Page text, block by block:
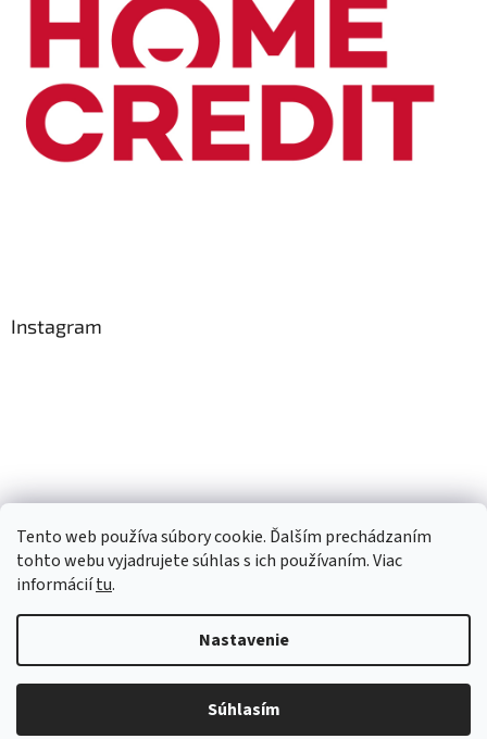
Tento web používa súbory cookie. Ďalším prechádzaním
tohto webu vyjadrujete súhlas s ich používaním. Viac
informáciítu.
Nastavenie
Súhlasím
Instagram
Sledovať na Instagrame
Copyright 2026TopRobot.sk. Všetky práva vyhradené.Upraviť
nastavenie cookies